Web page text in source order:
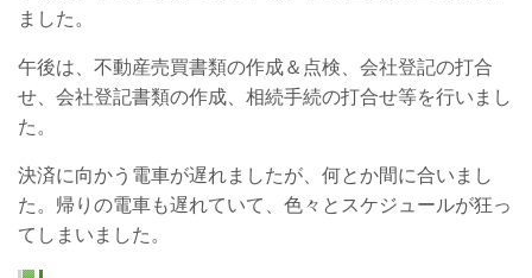
ました。
午後は、不動産売買書類の作成＆点検、会社登記の打合
せ、会社登記書類の作成、相続手続の打合せ等を行いまし
た。
決済に向かう電車が遅れましたが、何とか間に合いまし
た。帰りの電車も遅れていて、色々とスケジュールが狂っ
てしまいました。